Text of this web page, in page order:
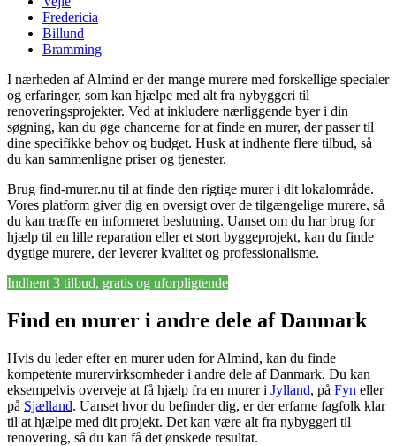
Fredericia
Billund
Bramming
I nærheden af Almind er der mange murere med forskellige specialer
og erfaringer, som kan hjælpe med alt fra nybyggeri til
renoveringsprojekter. Ved at inkludere nærliggende byer i din
søgning, kan du øge chancerne for at finde en murer, der passer til
dine specifikke behov og budget. Husk at indhente flere tilbud, så
du kan sammenligne priser og tjenester.
Brug find-murer.nu til at finde den rigtige murer i dit lokalområde.
Vores platform giver dig en oversigt over de tilgængelige murere, så
du kan træffe en informeret beslutning. Uanset om du har brug for
hjælp til en lille reparation eller et stort byggeprojekt, kan du finde
dygtige murere, der leverer kvalitet og professionalisme.
Indhent 3 tilbud, gratis og uforpligtende
Find en murer i andre dele af Danmark
Hvis du leder efter en murer uden for Almind, kan du finde
kompetente murervirksomheder i andre dele af Danmark. Du kan
eksempelvis overveje at få hjælp fra en murer i Jylland, på Fyn eller
på Sjælland. Uanset hvor du befinder dig, er der erfarne fagfolk klar
til at hjælpe med dit projekt. Det kan være alt fra nybyggeri til
renovering, så du kan få det ønskede resultat.